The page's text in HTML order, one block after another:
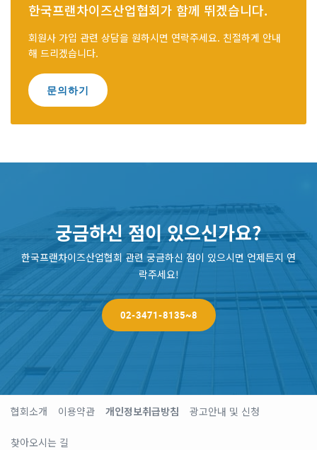
한국프랜차이즈산업협회가 함께 뛰겠습니다.
회원사 가입 관련 상담을 원하시면 연락주세요. 친절하게 안내
해 드리겠습니다.
문의하기
궁금하신 점이 있으신가요?
한국프랜차이즈산업협회 관련 궁금하신 점이 있으시면 언제든지 연
락주세요!
02-3471-8135~8
협회소개 이용약관 개인정보취급방침 광고안내 및 신청
찾아오시는 길